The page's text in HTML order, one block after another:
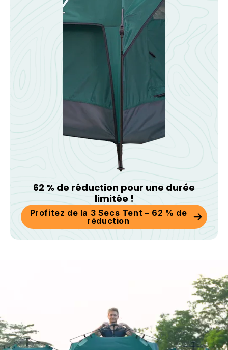
62 % de réduction pour une durée
limitée !
Profitez de la 3 Secs Tent – 62 % de
réduction